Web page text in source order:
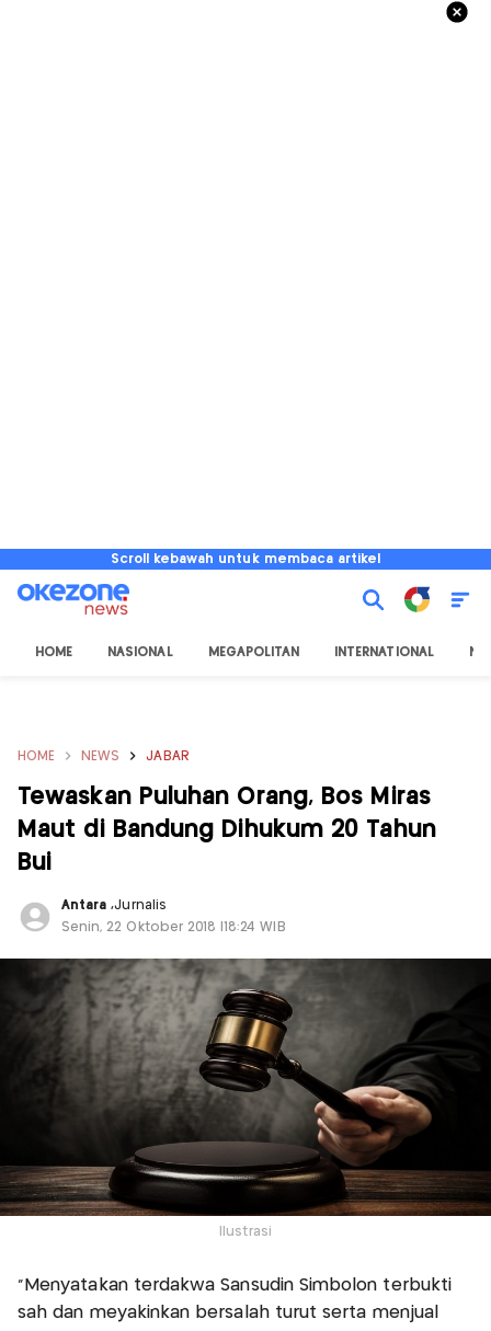
Scroll kebawah untuk membaca artikel
HOME NASIONAL MEGAPOLITAN INTERNATIONAL
HOME NEWS JABAR
Tewaskan Puluhan Orang, Bos Miras
Maut di Bandung Dihukum 20 Tahun
Bui
Antara,Jurnalis
Senin, 22 Oktober 2018 |18:24 WIB
Ilustrasi
"Menyatakan terdakwa Sansudin Simbolon terbukti
sah dan meyakinkan bersalah turut serta menjual